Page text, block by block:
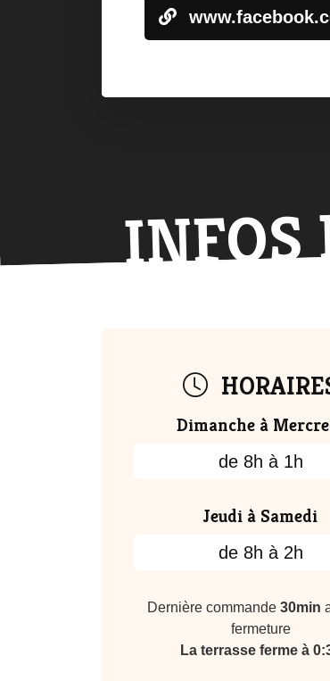
INFOS
Dimanche à
de 8h à 1h
Jeudi à Samedi
de 8h à 2h
Dernière commande 30min
fermeture
La terrasse ferme à